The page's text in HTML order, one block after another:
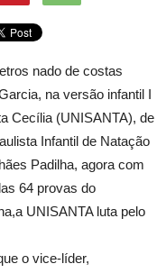
nado de costas
na versão infantil I
Cecília (UNISANTA), de
Infantil de Natação
Padilha, agora com
64 provas do
UNISANTA luta pelo
o vice-líder,